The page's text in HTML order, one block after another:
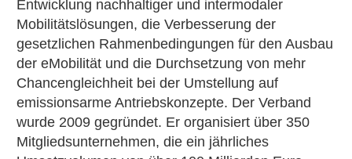
Entwicklung nachhaltiger und intermodaler
Mobilitätslösungen, die Verbesserung der
gesetzlichen Rahmenbedingungen für den Ausbau
der eMobilität und die Durchsetzung von mehr
Chancengleichheit bei der Umstellung auf
emissionsarme Antriebskonzepte. Der Verband
wurde 2009 gegründet. Er organisiert über 350
Mitgliedsunternehmen, die ein jährliches